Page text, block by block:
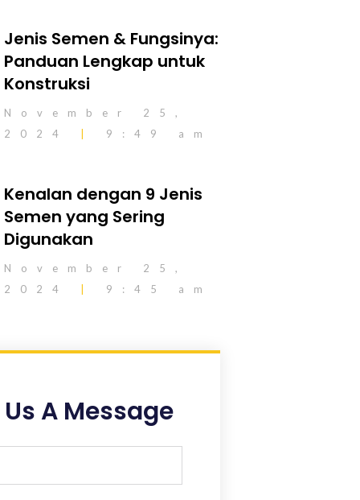
Jenis Semen & Fungsinya:
Panduan Lengkap untuk
Konstruksi
November 25,
2024
9:49 am
Kenalan dengan 9 Jenis
Semen yang Sering
Digunakan
November 25,
2024
9:45 am
A Message